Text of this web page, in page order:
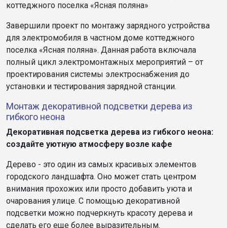
коттеджного поселка «Ясная поляна»
Завершили проект по монтажу зарядного устройства
для электромобиля в частном доме коттеджного
поселка «Ясная поляна». Данная работа включала
полный цикл электромонтажных мероприятий – от
проектирования системы электроснабжения до
установки и тестирования зарядной станции.
Монтаж декоративной подсветки дерева из
гибкого неона
Декоративная подсветка дерева из гибкого неона:
создайте уютную атмосферу возле кафе
Дерево - это один из самых красивых элементов
городского ландшафта. Оно может стать центром
внимания прохожих или просто добавить уюта и
очарования улице. С помощью декоративной
подсветки можно подчеркнуть красоту дерева и
сделать его еще более выразительным.